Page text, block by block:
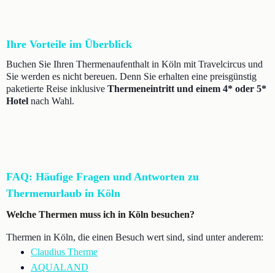
Ihre Vorteile im Überblick
Buchen Sie Ihren Thermenaufenthalt in Köln mit Travelcircus und
Sie werden es nicht bereuen. Denn Sie erhalten eine preisgünstig
paketierte Reise inklusive Thermeneintritt und einem 4* oder 5*
Hotel nach Wahl.
FAQ: Häufige Fragen und Antworten zu
Thermenurlaub in Köln
Welche Thermen muss ich in Köln besuchen?
Thermen in Köln, die einen Besuch wert sind, sind unter anderem:
Claudius Therme
AQUALAND